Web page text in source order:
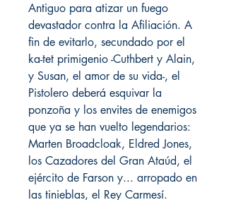
Antiguo para atizar un fuego
devastador contra la Afiliación. A
fin de evitarlo, secundado por el
ka-tet primigenio -Cuthbert y Alain,
y Susan, el amor de su vida-, el
Pistolero deberá esquivar la
ponzoña y los envites de enemigos
que ya se han vuelto legendarios:
Marten Broadcloak, Eldred Jones,
los Cazadores del Gran Ataúd, el
ejército de Farson y... arropado en
las tinieblas, el Rey Carmesí.